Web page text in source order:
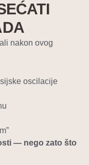
nakon ovog
oscilacije
— nego zato što